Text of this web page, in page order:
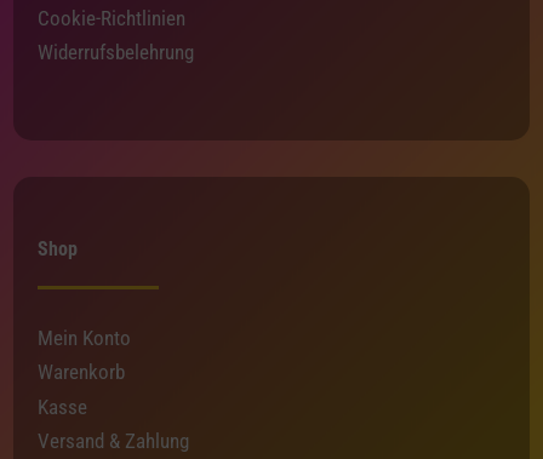
Cookie-Richtlinien
Widerrufsbelehrung
Shop
Mein Konto
Warenkorb
Kasse
Versand & Zahlung